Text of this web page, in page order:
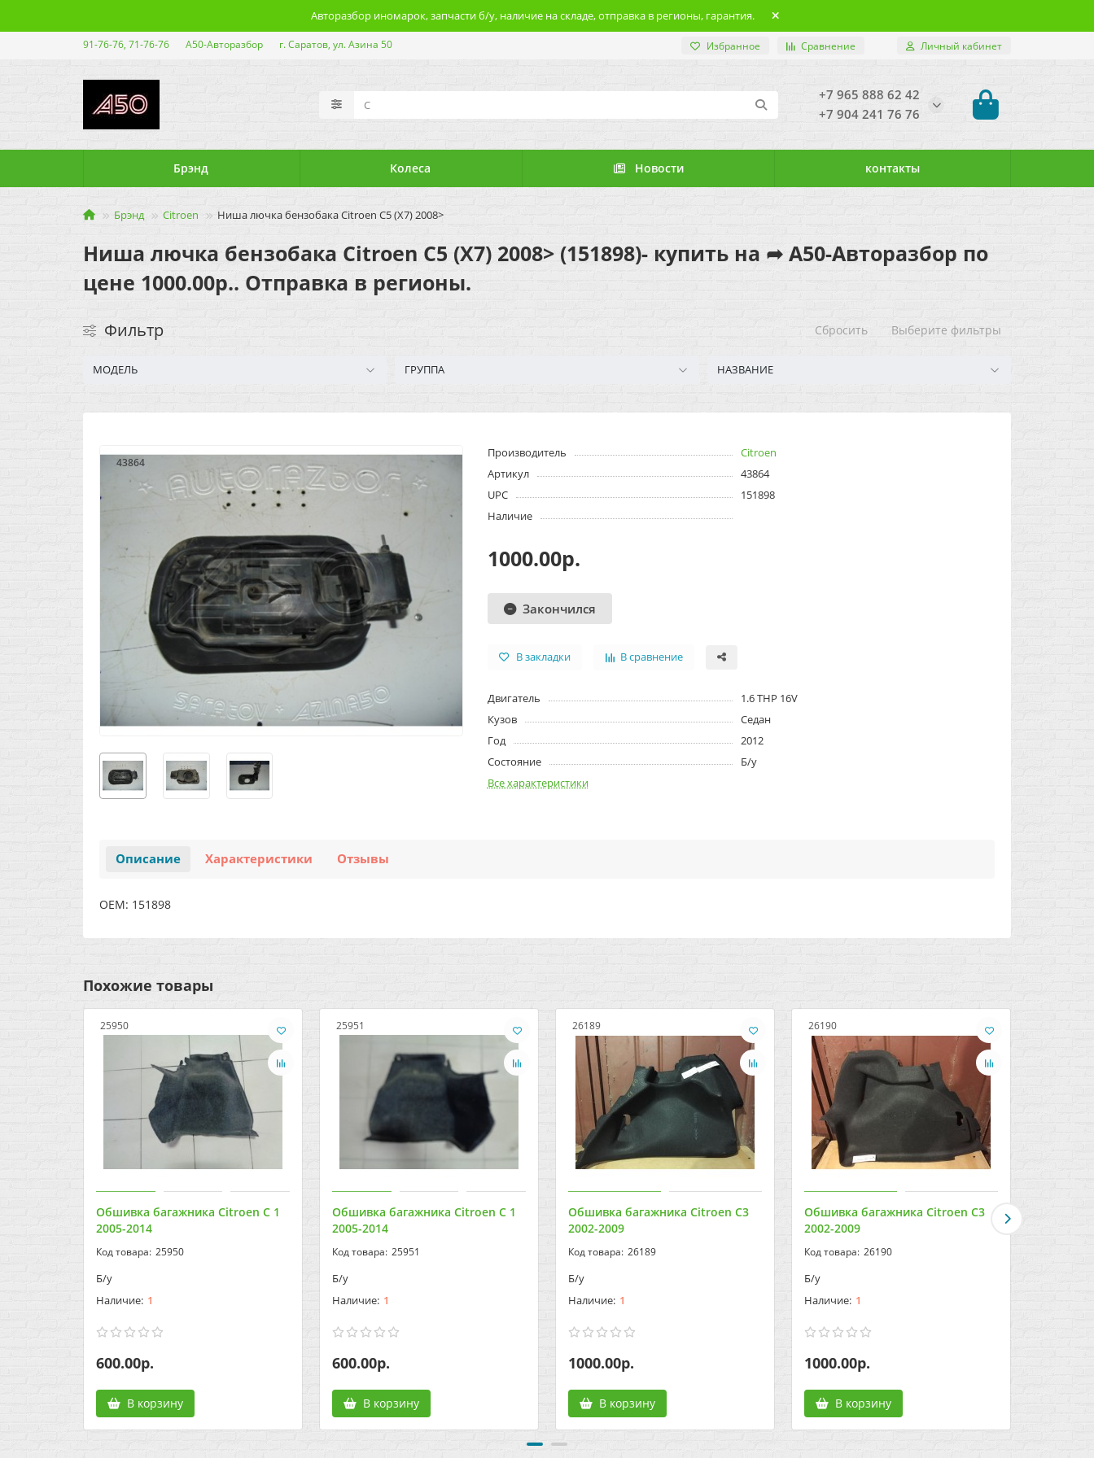
Авторазбор иномарок, запчасти б/у, наличие на складе, отправка в регионы, гарантия.
91-76-76, 71-76-76 А50-Авторазбор г. Саратов, ул. Азина 50 Избранное Сравнение Личный кабинет
+7 965 888 62 42
+7 904 241 76 76
Брэнд Колеса Новости контакты
Брэнд Citroen Ниша лючка бензобака Citroen C5 (X7) 2008>
Ниша лючка бензобака Citroen C5 (X7) 2008> (151898)- купить на ➦ А50-Авторазбор по
цене 1000.00р.. Отправка в регионы.
Фильтр Сбросить Выберите фильтры
МОДЕЛЬ ГРУППА НАЗВАНИЕ
43864
Производитель
Citroen
Артикул
43864
UPC
151898
Наличие
1000.00р.
Закончился
В закладки В сравнение
Двигатель
1.6 THP 16V
Кузов
Седан
Год
2012
Состояние
Б/у
Все характеристики
Описание Характеристики Отзывы
OEM: 151898
Похожие товары
25950
Обшивка багажника Citroen C 1
2005-2014
25950
Б/у
1
600.00р.
В корзину
25951
Обшивка багажника Citroen C 1
2005-2014
25951
Б/у
1
600.00р.
В корзину
26189
Обшивка багажника Citroen C3
2002-2009
26189
Б/у
1
1000.00р.
В корзину
26190
Обшивка багажника Citroen C3
2002-2009
26190
Б/у
1
1000.00р.
В корзину